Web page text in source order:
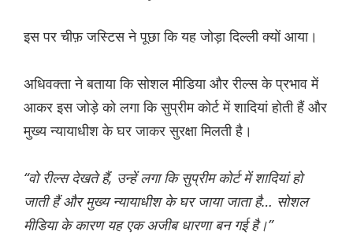
इस पर चीफ़ जस्टिस ने पूछा कि यह जोड़ा दिल्ली क्यों आया।
अधिवक्ता ने बताया कि सोशल मीडिया और रील्स के प्रभाव में
आकर इस जोड़े को लगा कि सुप्रीम कोर्ट में शादियां होती हैं और
मुख्य न्यायाधीश के घर जाकर सुरक्षा मिलती है।
“वो रील्स देखते हैं, उन्हें लगा कि सुप्रीम कोर्ट में शादियां हो
जाती हैं और मुख्य न्यायाधीश के घर जाया जाता है… सोशल
मीडिया के कारण यह एक अजीब धारणा बन गई है।”